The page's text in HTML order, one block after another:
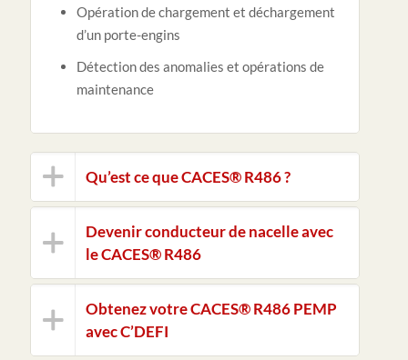
Opération de chargement et déchargement
d’un porte-engins
Détection des anomalies et opérations de
maintenance
Qu’est ce que CACES® R486 ?
Devenir conducteur de nacelle avec
le CACES® R486
Obtenez votre CACES® R486 PEMP
avec C’DEFI